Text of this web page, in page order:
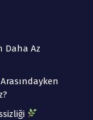
Daha Az